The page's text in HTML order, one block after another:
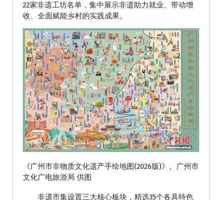
22家非遗工坊名单，集中展示非遗助力就业、带动增
收、全面赋能乡村的实践成果。
《广州市非物质文化遗产手绘地图(2026版)》。广州市
文化广电旅游局 供图
非遗市集设置三大核心板块，精选35个各具特色